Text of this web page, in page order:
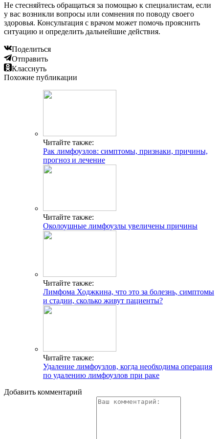
Не стесняйтесь обращаться за помощью к специалистам, если
у вас возникли вопросы или сомнения по поводу своего
здоровья. Консультация с врачом может помочь прояснить
ситуацию и определить дальнейшие действия.
Поделиться
Отправить
Класснуть
Похожие публикации
Читайте также:
Рак лимфоузлов: симптомы, признаки, причины,
прогноз и лечение
Читайте также:
Околоушные лимфоузлы увеличены причины
Читайте также:
Лимфома Ходжкина, что это за болезнь, симптомы
и стадии, сколько живут пациенты?
Читайте также:
Удаление лимфоузлов, когда необходима операция
по удалению лимфоузлов при раке
Добавить комментарий